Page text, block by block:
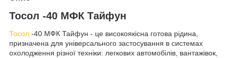
Тосол -40 МФК Тайфун
Тосол -40 МФК Тайфун - це високоякісна готова рідина,
призначена для універсального застосування в системах
охолодження різної техніки: легкових автомобілів, вантажівок,